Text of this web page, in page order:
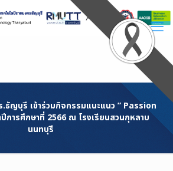
ธัญบุรี เข้าร่วมกิจกรรมแนะแนว ” Passion
การศึกษาที่ 2566 ณ โรงเรียนสวนกุหลาบ
นนทบุรี